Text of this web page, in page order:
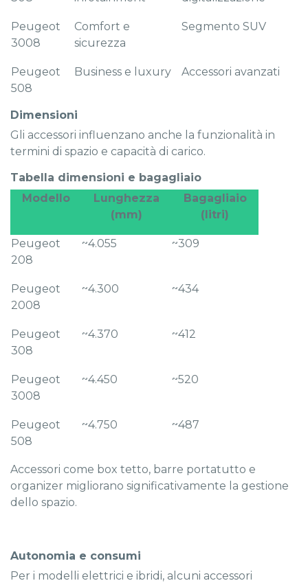
Peugeot
3008
Comfort e
sicurezza
Segmento SUV
Peugeot
508
Business e luxury Accessori avanzati
Dimensioni
Gli accessori influenzano anche la funzionalità in
termini di spazio e capacità di carico.
Tabella dimensioni e bagagliaio
Modello
Lunghezza
(mm)
Bagagliaio
(litri)
Peugeot
208
~4.055 ~309
Peugeot
2008
~4.300 ~434
Peugeot
308
~4.370 ~412
Peugeot
3008
~4.450 ~520
Peugeot
508
~4.750 ~487
Accessori come box tetto, barre portatutto e
organizer migliorano significativamente la gestione
dello spazio.
Autonomia e consumi
Per i modelli elettrici e ibridi, alcuni accessori